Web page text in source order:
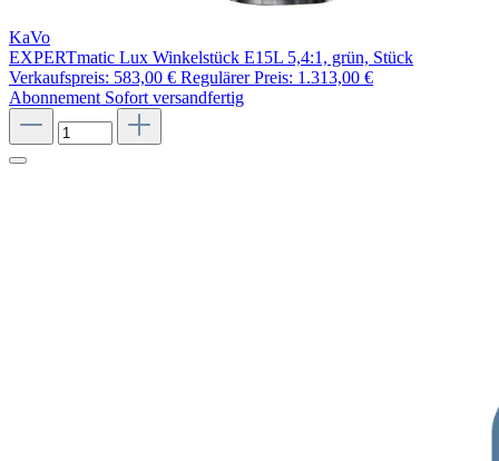
KaVo
EXPERTmatic Lux Winkelstück E15L 5,4:1, grün, Stück
Verkaufspreis: 583,00 € Regulärer Preis: 1.313,00 €
Abonnement Sofort versandfertig